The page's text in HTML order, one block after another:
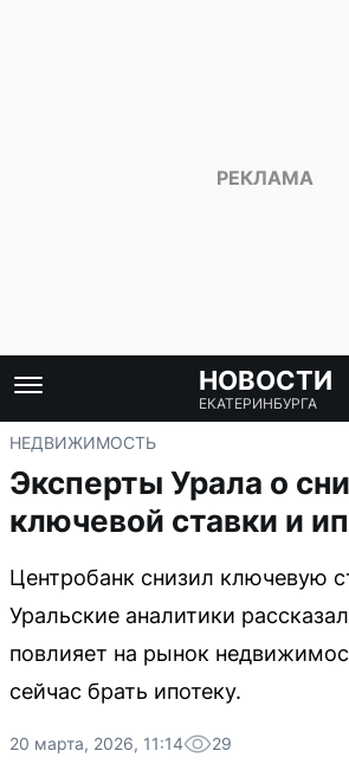
НОВОСТИ
ЕКАТЕРИНБУРГА
НЕДВИЖИМОСТЬ
Эксперты Урала о
ключевой ставки и
Центробанк снизил ключевую
Уральские аналитики
повлияет на рынок
сейчас брать ипотеку.
20 марта, 2026, 11:14 29